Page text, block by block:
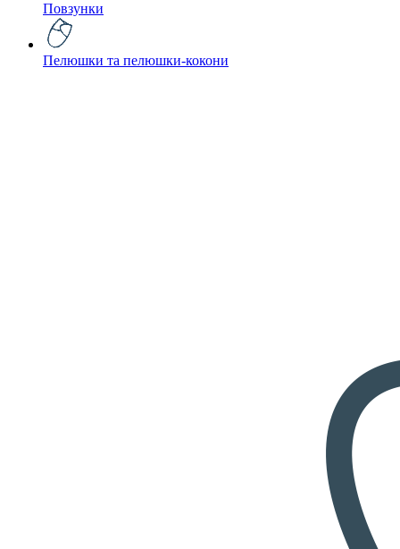
Повзунки
Пелюшки та пелюшки-кокони